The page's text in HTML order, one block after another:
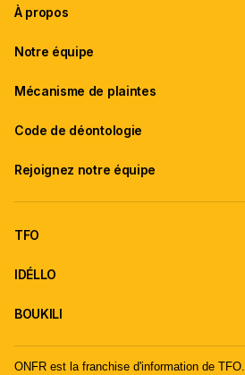
À propos
Notre équipe
Mécanisme de plaintes
Code de déontologie
Rejoignez notre équipe
TFO
IDÉLLO
BOUKILI
ONFR est la franchise d'information de TFO.